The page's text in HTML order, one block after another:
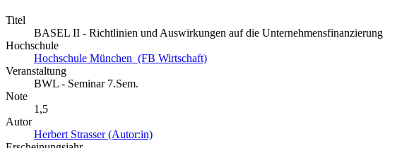
Titel
BASEL II - Richtlinien und Auswirkungen auf die Unternehmensfinanzierung
Hochschule
Hochschule München (FB Wirtschaft)
Veranstaltung
BWL - Seminar 7.Sem.
Note
1,5
Autor
Herbert Strasser (Autor:in)